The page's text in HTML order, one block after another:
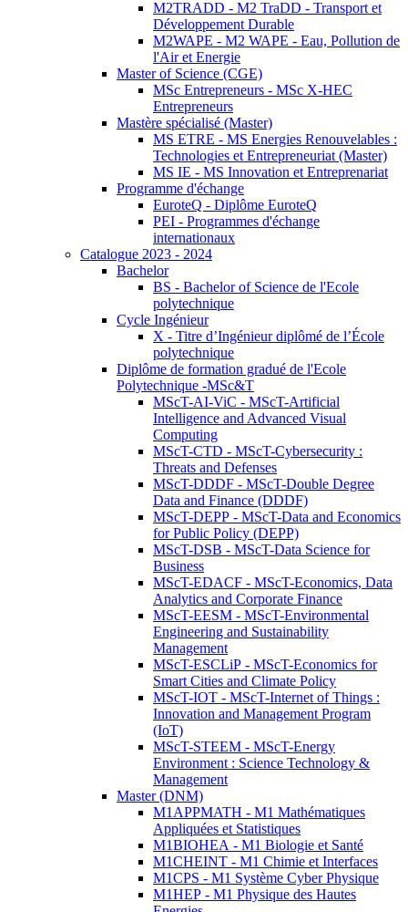
M2TRADD - M2 TraDD - Transport et
Développement Durable
M2WAPE - M2 WAPE - Eau, Pollution de
l'Air et Energie
Master of Science (CGE)
MSc Entrepreneurs - MSc X-HEC
Entrepreneurs
Mastère spécialisé (Master)
MS ETRE - MS Energies Renouvelables :
Technologies et Entrepreneuriat (Master)
MS IE - MS Innovation et Entreprenariat
Programme d'échange
EuroteQ - Diplôme EuroteQ
PEI - Programmes d'échange
internationaux
Catalogue 2023 - 2024
Bachelor
BS - Bachelor of Science de l'Ecole
polytechnique
Cycle Ingénieur
X - Titre d’Ingénieur diplômé de l’École
polytechnique
Diplôme de formation gradué de l'Ecole
Polytechnique -MSc&T
MScT-AI-ViC - MScT-Artificial
Intelligence and Advanced Visual
Computing
MScT-CTD - MScT-Cybersecurity :
Threats and Defenses
MScT-DDDF - MScT-Double Degree
Data and Finance (DDDF)
MScT-DEPP - MScT-Data and Economics
for Public Policy (DEPP)
MScT-DSB - MScT-Data Science for
Business
MScT-EDACF - MScT-Economics, Data
Analytics and Corporate Finance
MScT-EESM - MScT-Environmental
Engineering and Sustainability
Management
MScT-ESCLiP - MScT-Economics for
Smart Cities and Climate Policy
MScT-IOT - MScT-Internet of Things :
Innovation and Management Program
(IoT)
MScT-STEEM - MScT-Energy
Environment : Science Technology &
Management
Master (DNM)
M1APPMATH - M1 Mathématiques
Appliquées et Statistiques
M1BIOHEA - M1 Biologie et Santé
M1CHEINT - M1 Chimie et Interfaces
M1CPS - M1 Système Cyber Physique
M1HEP - M1 Physique des Hautes